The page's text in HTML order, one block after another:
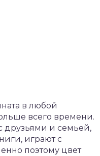
в любой
всего времени.
друзьями и семьей,
играют с
поэтому цвет